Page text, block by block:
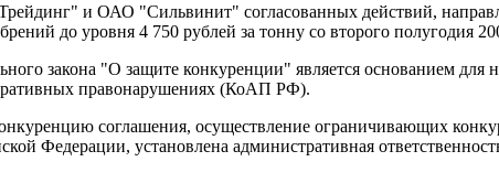
и ОАО "Сильвинит" согласованных действий,
до уровня 4 750 рублей за тонну со второго полугодия
закона "О защите конкуренции" является основанием для
правонарушениях (КоАП РФ).
соглашения, осуществление ограничивающих
Федерации, установлена административная